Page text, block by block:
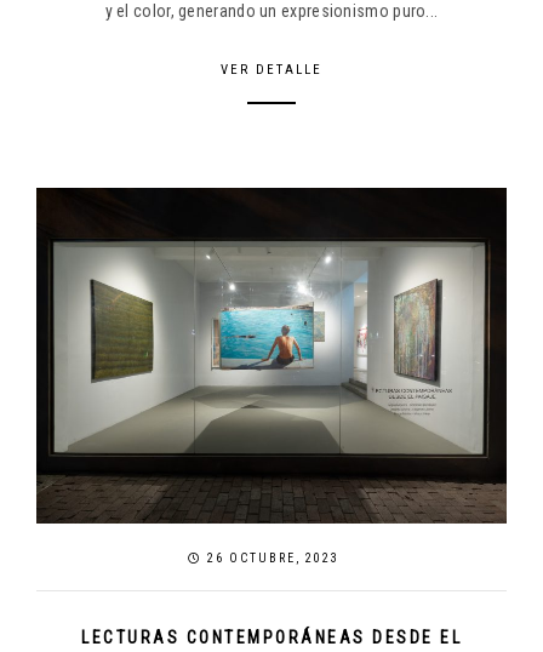
y el color, generando un expresionismo puro...
VER DETALLE
26 OCTUBRE, 2023
LECTURAS CONTEMPORÁNEAS DESDE EL